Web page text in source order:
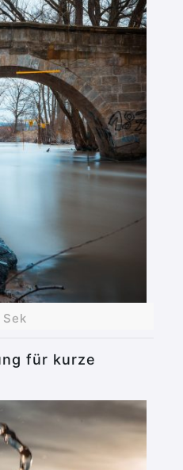
Sek
für kurze